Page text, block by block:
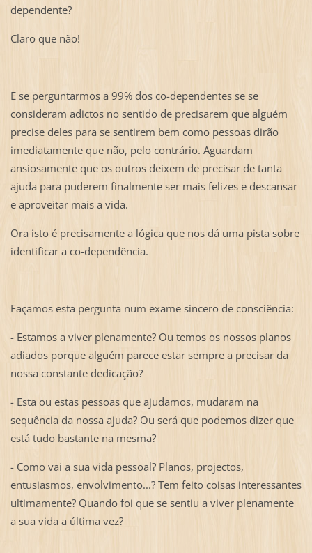
dependente?
Claro que não!
E se perguntarmos a 99% dos co-dependentes se se
consideram adictos no sentido de precisarem que alguém
precise deles para se sentirem bem como pessoas dirão
imediatamente que não, pelo contrário. Aguardam
ansiosamente que os outros deixem de precisar de tanta
ajuda para puderem finalmente ser mais felizes e descansar
e aproveitar mais a vida.
Ora isto é precisamente a lógica que nos dá uma pista sobre
identificar a co-dependência.
Façamos esta pergunta num exame sincero de consciência:
- Estamos a viver plenamente? Ou temos os nossos planos
adiados porque alguém parece estar sempre a precisar da
nossa constante dedicação?
- Esta ou estas pessoas que ajudamos, mudaram na
sequência da nossa ajuda? Ou será que podemos dizer que
está tudo bastante na mesma?
- Como vai a sua vida pessoal? Planos, projectos,
entusiasmos, envolvimento...? Tem feito coisas interessantes
ultimamente? Quando foi que se sentiu a viver plenamente
a sua vida a última vez?